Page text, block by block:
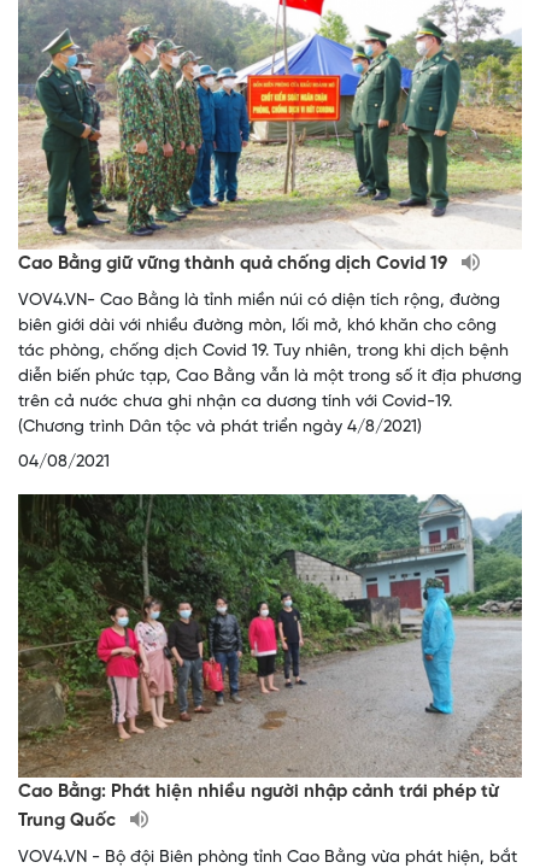
Cao Bằng giữ vững thành quả chống dịch Covid 19
VOV4.VN- Cao Bằng là tỉnh miền núi có diện tích rộng, đường
biên giới dài với nhiều đường mòn, lối mở, khó khăn cho công
tác phòng, chống dịch Covid 19. Tuy nhiên, trong khi dịch bệnh
diễn biến phức tạp, Cao Bằng vẫn là một trong số ít địa phương
trên cả nước chưa ghi nhận ca dương tính với Covid-19.
(Chương trình Dân tộc và phát triển ngày 4/8/2021)
04/08/2021
Cao Bằng: Phát hiện nhiều người nhập cảnh trái phép từ
Trung Quốc
VOV4.VN - Bộ đội Biên phòng tỉnh Cao Bằng vừa phát hiện, bắt